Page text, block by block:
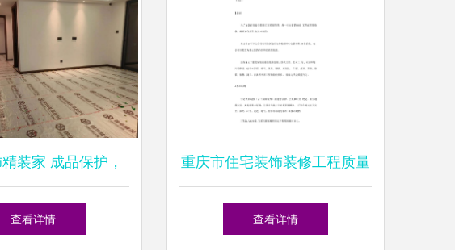
装家 成品保护，
室内装修保驾护航
查看详情
重庆市住宅装饰装修工程质量
验收标准（第1页）
查看详情